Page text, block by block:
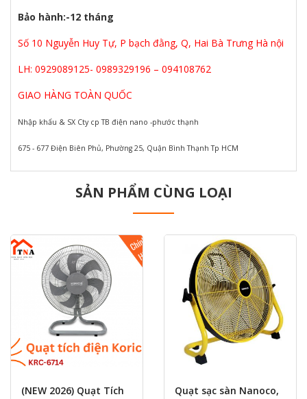
Bảo hành:-12 tháng
Số 10 Nguyễn Huy Tự, P bạch đằng, Q, Hai Bà Trưng Hà nội
LH: 0929089125- 0989329196 – 094108762
GIAO HÀNG TOÀN QUỐC
Nhập khẩu & SX Cty cp TB điện nano -phước thạnh
675 - 677 Điện Biên Phủ, Phường 25, Quận Bình Thạnh Tp HCM
SẢN PHẨM CÙNG LOẠI
(NEW 2026) Quạt Tích
Quạt sạc sàn Nanoco,
prev